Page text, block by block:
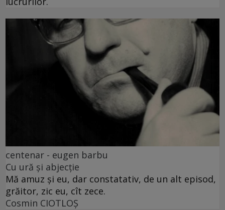
centenar - eugen barbu
Cu ură și abjecție
Mă amuz și eu, dar constatativ, de un alt episod,
grăitor, zic eu, cît zece.
Cosmin CIOTLOŞ